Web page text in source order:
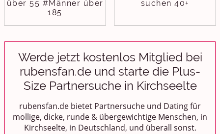
über 55 #Männer über
185
suchen 40+
Werde jetzt kostenlos Mitglied bei
rubensfan.de und starte die Plus-
Size Partnersuche in Kirchseelte
rubensfan.de bietet Partnersuche und Dating für
mollige, dicke, runde & übergewichtige Menschen, in
Kirchseelte, in Deutschland, und überall sonst.